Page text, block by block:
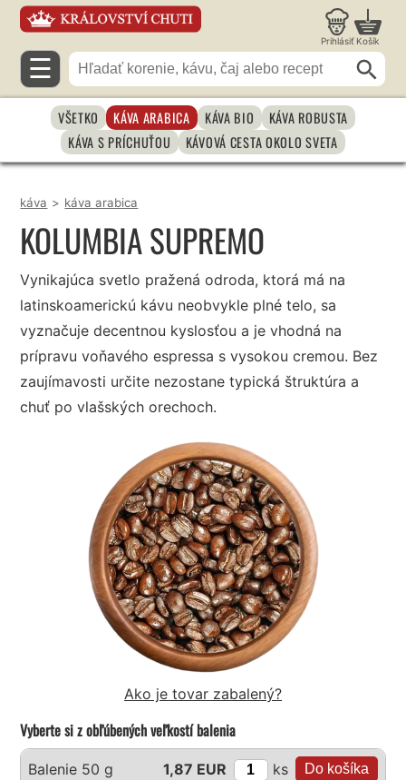
Prihlásiť Košík
☰
VŠETKO KÁVA ARABICA KÁVA BIO
KÁVA ROBUSTA
KÁVA S PRÍCHUŤOU
KÁVOVÁ CESTA OKOLO SVETA
káva > káva arabica
KOLUMBIA SUPREMO
Vynikajúca svetlo pražená odroda, ktorá má na
latinskoamerickú kávu neobvykle plné telo, sa
vyznačuje decentnou kyslosťou a je vhodná na
prípravu voňavého espressa s vysokou cremou. Bez
zaujímavosti určite nezostane typická štruktúra a
chuť po vlašských orechoch.
Ako je tovar zabalený?
Vyberte si z obľúbených veľkostí balenia
Balenie 50 g 1,87 EUR ks